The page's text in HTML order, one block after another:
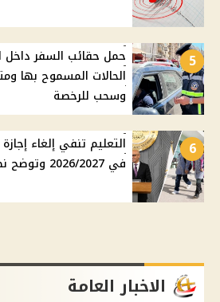
5
حمل حقائب السفر داخل
الحالات المسموح بها
وسحب للرخصة
6
التعليم تنفي إلغاء
في 2026/2027 وتوضح نظام الحضور
الاخبار العامة